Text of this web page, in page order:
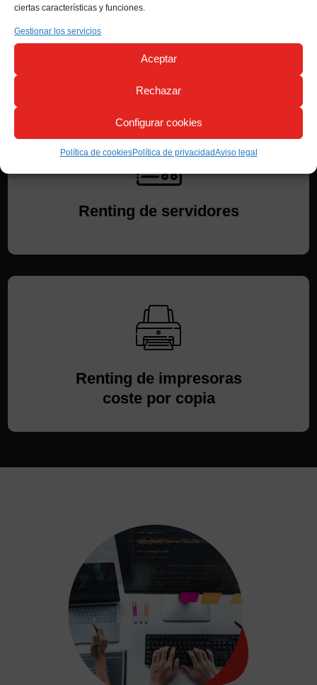
ciertas características y funciones.
Gestionar los servicios
Aceptar
Rechazar
Configurar cookies
Política de cookiesPolítica de privacidadAviso legal
Renting de servidores
Renting de impresoras
coste por copia